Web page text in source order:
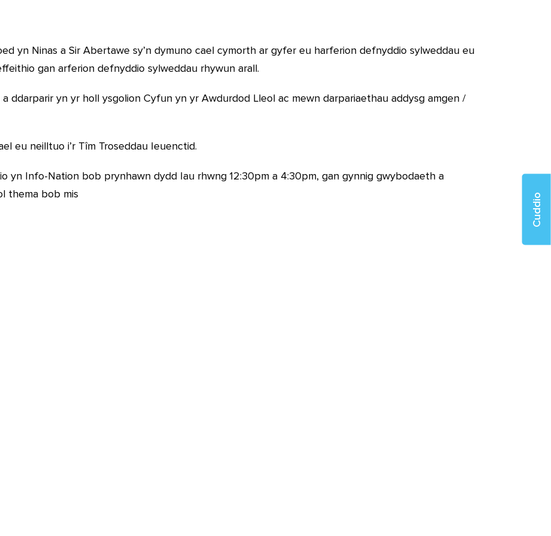
Cuddio
yn Ninas a Sir Abertawe sy’n dymuno cael cymorth ar gyfer eu harferion defnyddio sylweddau eu
gan arferion defnyddio sylweddau rhywun arall.
ddarparir yn yr holl ysgolion Cyfun yn yr Awdurdod Lleol ac mewn darpariaethau addysg amgen /
eu neilltuo i’r Tîm Troseddau Ieuenctid.
yn Info-Nation bob prynhawn dydd Iau rhwng 12:30pm a 4:30pm, gan gynnig gwybodaeth a
thema bob mis